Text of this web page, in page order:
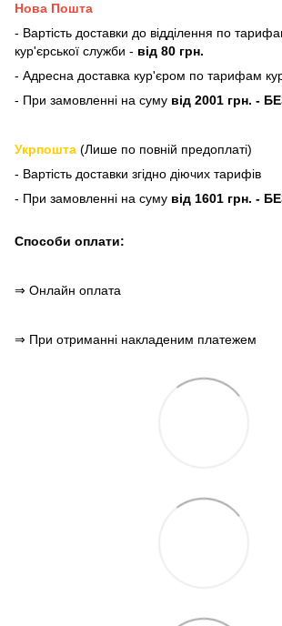
Нова Пошта
- Вартість доставки до відділення по
кур'єрської служби - від 80 грн.
- Адресна доставка кур'єром по тарифам
- При замовленні на суму від 2001 грн. -
Укрпошта (Лише по повній предоплаті)
- Вартість доставки згідно діючих тарифів
- При замовленні на суму від 1601 грн. -
Способи оплати:
⇒ Онлайн оплата
⇒ При отриманні накладеним платежем